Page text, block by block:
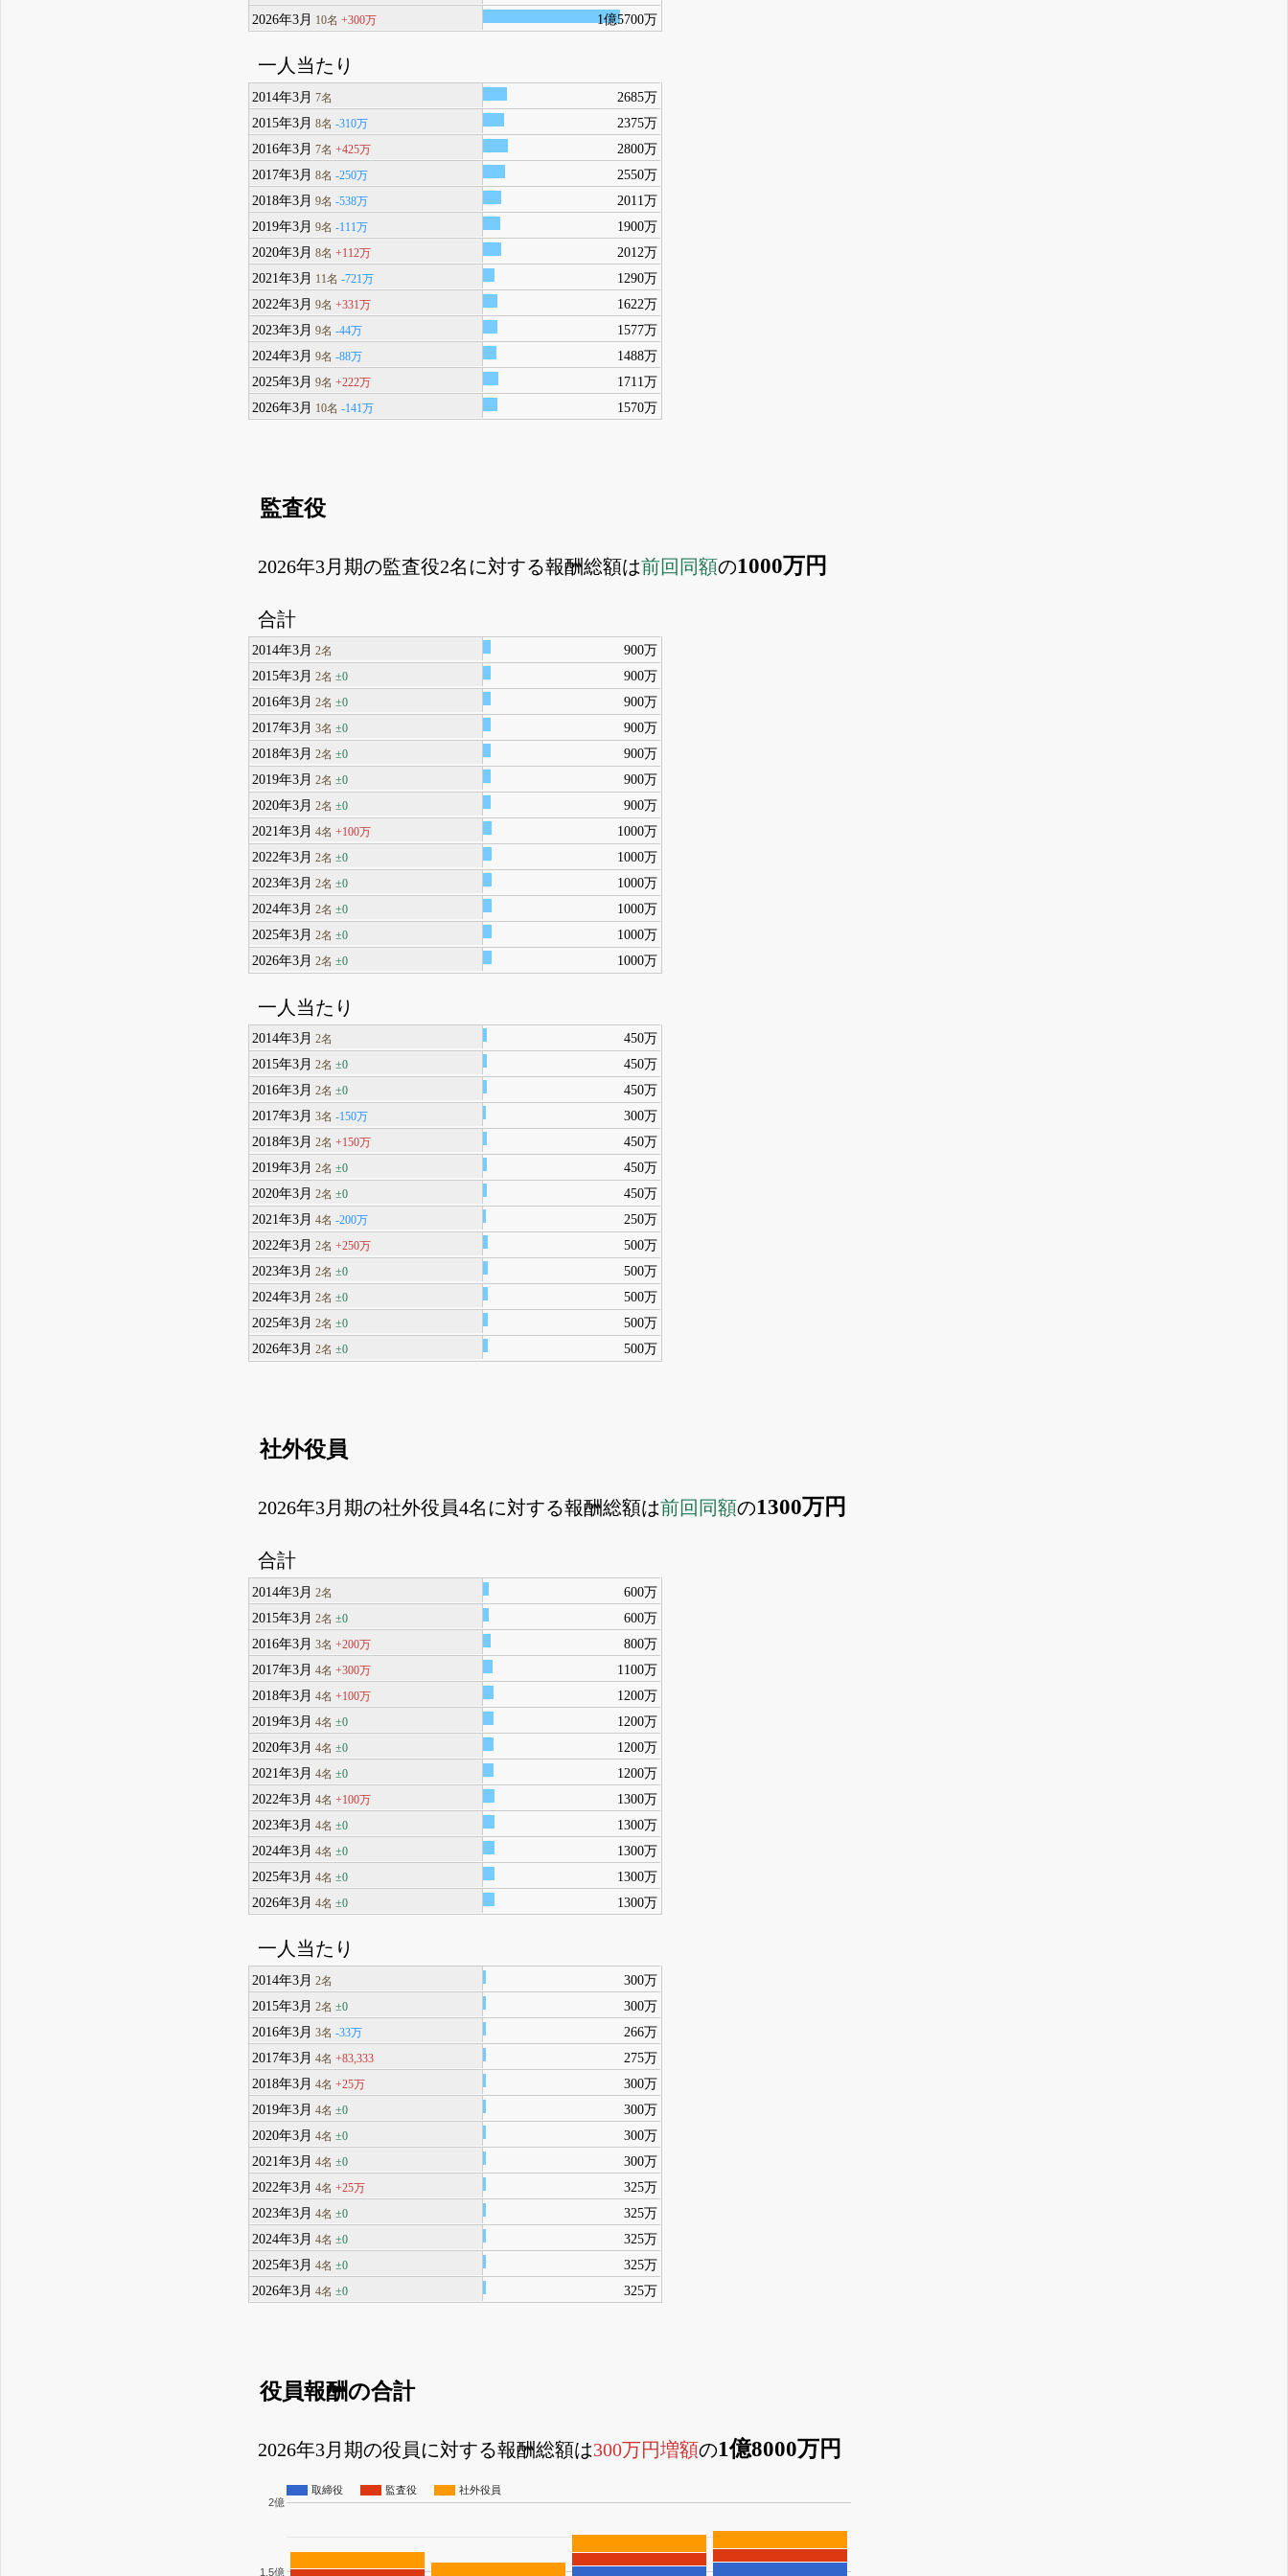
2026年3月 10名 +300万 1億5700万
一人当たり
2014年3月7名
2685万
2015年3月8名 -310万
2375万
2016年3月7名 +425万
2800万
2017年3月8名 -250万
2550万
2018年3月9名 -538万
2011万
2019年3月9名 -111万
1900万
2020年3月8名 +112万
2012万
2021年3月 11名 -721万
1290万
2022年3月9名 +331万
1622万
2023年3月9名 -44万
1577万
2024年3月9名 -88万
1488万
2025年3月9名 +222万
1711万
2026年3月 10名 -141万 1570万
監査役
2026年3月期の監査役2名に対する報酬総額は前回同額の1000万円
合計
2014年3月2名
900万
2015年3月2名 ±0
900万
2016年3月2名 ±0
900万
2017年3月3名 ±0
900万
2018年3月2名 ±0
900万
2019年3月2名 ±0
900万
2020年3月2名 ±0
900万
2021年3月4名 +100万
1000万
2022年3月2名 ±0
1000万
2023年3月2名 ±0
1000万
2024年3月2名 ±0
1000万
2025年3月2名 ±0
1000万
2026年3月2名 ±0 1000万
一人当たり
2014年3月2名
450万
2015年3月2名 ±0
450万
2016年3月2名 ±0
450万
2017年3月3名 -150万
300万
2018年3月2名 +150万
450万
2019年3月2名 ±0
450万
2020年3月2名 ±0
450万
2021年3月4名 -200万
250万
2022年3月2名 +250万
500万
2023年3月2名 ±0
500万
2024年3月2名 ±0
500万
2025年3月2名 ±0
500万
2026年3月2名 ±0 500万
社外役員
2026年3月期の社外役員4名に対する報酬総額は前回同額の1300万円
合計
2014年3月2名
600万
2015年3月2名 ±0
600万
2016年3月3名 +200万
800万
2017年3月4名 +300万
1100万
2018年3月4名 +100万
1200万
2019年3月4名 ±0
1200万
2020年3月4名 ±0
1200万
2021年3月4名 ±0
1200万
2022年3月4名 +100万
1300万
2023年3月4名 ±0
1300万
2024年3月4名 ±0
1300万
2025年3月4名 ±0
1300万
2026年3月4名 ±0 1300万
一人当たり
2014年3月2名
300万
2015年3月2名 ±0
300万
2016年3月3名 -33万
266万
2017年3月4名 +83,333
275万
2018年3月4名 +25万
300万
2019年3月4名 ±0
300万
2020年3月4名 ±0
300万
2021年3月4名 ±0
300万
2022年3月4名 +25万
325万
2023年3月4名 ±0
325万
2024年3月4名 ±0
325万
2025年3月4名 ±0
325万
2026年3月4名 ±0 325万
役員報酬の合計
2026年3月期の役員に対する報酬総額は300万円増額の1億8000万円
取締役 監査役 社外役員
1.5億
2億